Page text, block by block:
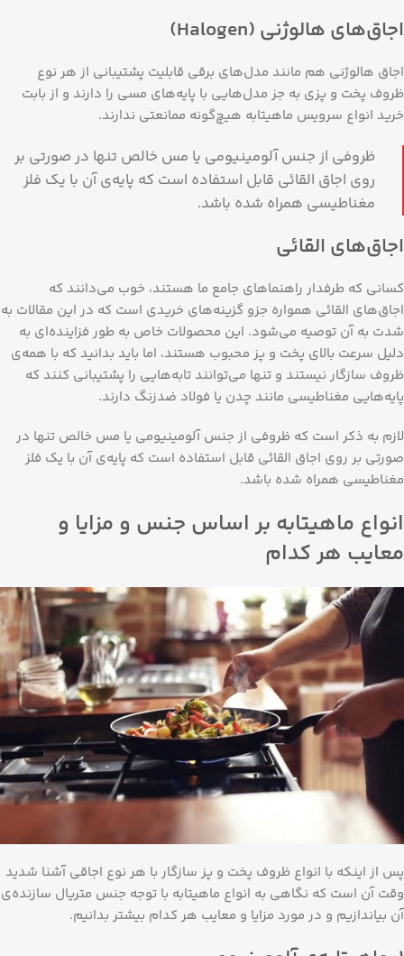
اجاق‌های هالوژنی (Halogen)
اجاق هالوژنی هم مانند مدل‌های برقی قابلیت پشتیبانی از هر نوع
ظروف پخت و پزی به جز مدل‌هایی با پایه‌های مسی را دارند و از بابت
خرید انواع سرویس ماهیتابه هیچ‌گونه ممانعتی ندارند.
ظروفی از جنس آلومینیومی یا مس خالص تنها در صورتی بر
روی اجاق القائی قابل استفاده است که پایه‌ی آن با یک فلز
مغناطیسی همراه شده باشد.
اجاق‌های القائی
کسانی که طرفدار راهنماهای جامع ما هستند، خوب می‌دانند که
اجاق‌های القائی همواره جزو گزینه‌های خریدی است که در این مقالات به
شدت به آن توصیه می‌شود. این محصولات خاص به طور فزاینده‌ای به
دلیل سرعت بالای پخت و پز محبوب هستند، اما باید بدانید که با همه‌ی
ظروف سازگار نیستند و تنها می‌توانند تابه‌هایی را پشتیبانی کنند که
پایه‌هایی مغناطیسی مانند چدن یا فولاد ضدزنگ دارند.
لازم به ذکر است که ظروفی از جنس آلومینیومی یا مس خالص تنها در
صورتی بر روی اجاق القائی قابل استفاده است که پایه‌ی آن با یک فلز
مغناطیسی همراه شده باشد.
انواع ماهیتابه بر اساس جنس و مزایا و
معایب هر کدام
پس از اینکه با انواع ظروف پخت و پز سازگار با هر نوع اجاقی آشنا شدید
وقت آن است که نگاهی به انواع ماهیتابه با توجه جنس متریال سازنده‌ی
آن بیاندازیم و در مورد مزایا و معایب هر کدام بیشتر بدانیم.